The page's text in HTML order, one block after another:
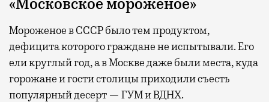
«Московское мороженое»
Мороженое в СССР было тем продуктом,
дефицита которого граждане не испытывали. Его
ели круглый год, а в Москве даже были места, куда
горожане и гости столицы приходили съесть
популярный десерт — ГУМ и ВДНХ.